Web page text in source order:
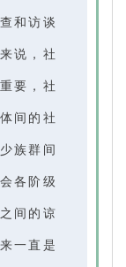
和访谈
说，社
要，社
间的社
族群间
各阶级
间的谅
一直是